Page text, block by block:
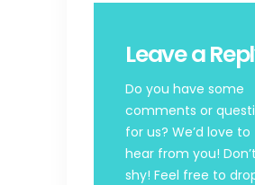
Leave a
Do you have some
comments or
for us? We’d love to
hear from you!
shy! Feel free to